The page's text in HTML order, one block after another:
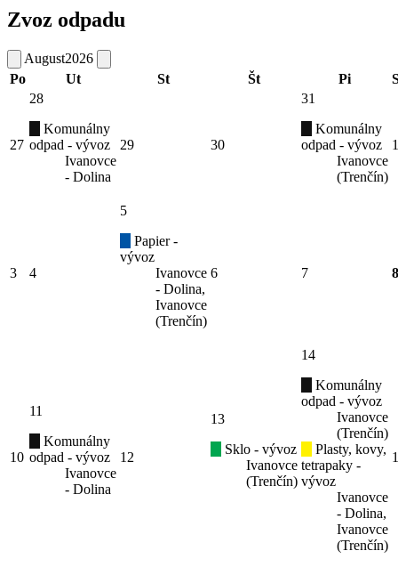
Zvoz odpadu
August2026
Po
Ut St Št Pi
27
28
Komunálny
odpad - vývoz
Ivanovce
- Dolina
29 30
31
Komunálny
odpad - vývoz
Ivanovce
(Trenčín)
1
3 4
5
Papier -
vývoz
Ivanovce
- Dolina,
Ivanovce
(Trenčín)
6 7 8
10
11
Komunálny
odpad - vývoz
Ivanovce
- Dolina
12
13
Sklo - vývoz
Ivanovce
(Trenčín)
14
Komunálny
odpad - vývoz
Ivanovce
(Trenčín)
Plasty, kovy,
tetrapaky -
vývoz
Ivanovce
- Dolina,
Ivanovce
(Trenčín)